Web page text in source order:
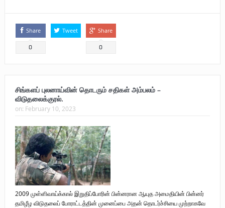
Share
0
Tweet Share
0
சிங்களப் புலனாய்வின் தொடரும் சதிகள் அம்பலம் –
விடுதலைக்குரல்.
on: February 10, 2023
2009 முள்ளிவாய்க்கால் இறுதிப்போரின் பின்னரான ஆயுத அமைதியின் பின்னர்
தமிழீழ விடுதலைப் போராட்டத்தின் முனைப்பை அதன் தொடர்ச்சியை முற்றாகவே